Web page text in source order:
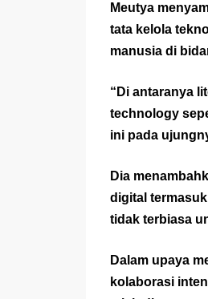
Meutya
tata kelola
manusia di
“Di antaranya
technology
ini pada
Dia
digital
tidak terbiasa
Dalam upaya
kolaborasi